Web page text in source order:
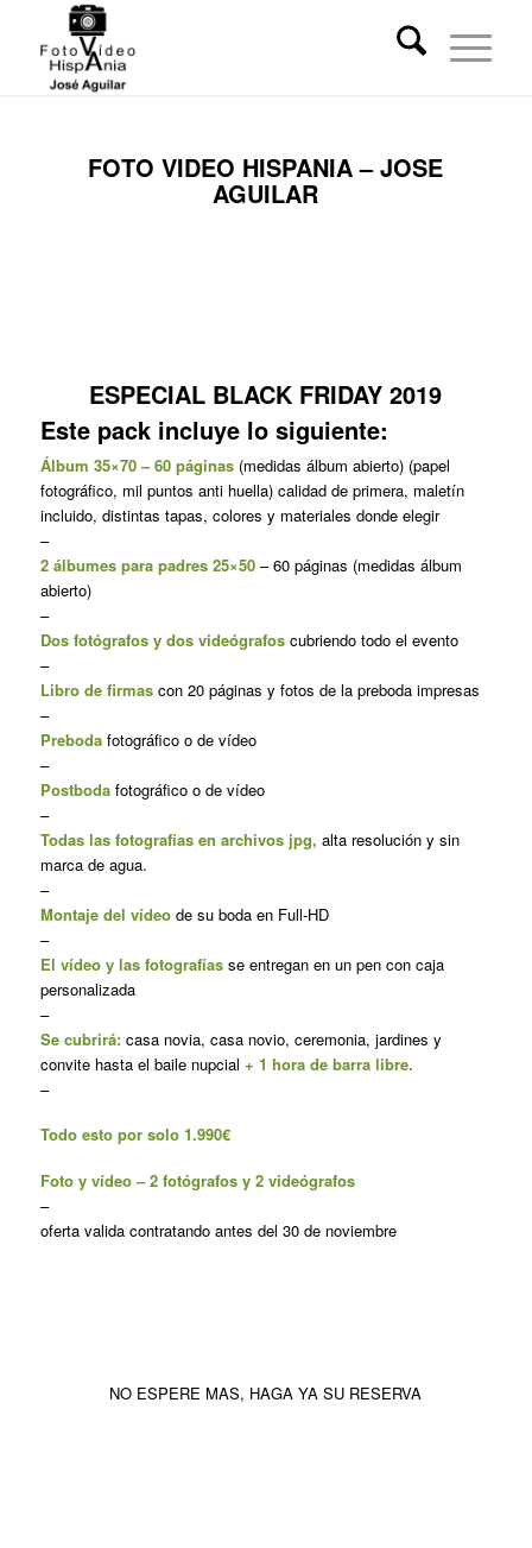
FOTO VIDEO HISPANIA – JOSE
AGUILAR
ESPECIAL BLACK FRIDAY 2019
Este pack incluye lo siguiente:
Álbum 35×70 – 60 páginas(medidas álbum abierto) (papel
fotográfico, mil puntos anti huella) calidad de primera, maletín
incluido, distintas tapas, colores y materiales donde elegir
–
2 álbumes para padres 25×50– 60 páginas (medidas álbum
abierto)
–
Dos fotógrafos y dos videógrafos cubriendo todo el evento
–
Libro de firmascon 20 páginas y fotos de la preboda impresas
–
Prebodafotográfico o de vídeo
–
Postboda fotográfico o de vídeo
–
Todas las fotografías en archivos jpg, alta resolución y sin
marca de agua.
–
Montaje del vídeode su boda en Full-HD
–
El vídeo y las fotografíasse entregan en un pen con caja
personalizada
–
Se cubrirá:casa novia, casa novio, ceremonia, jardines y
convite hasta el baile nupcial + 1 hora de barra libre.
–
Todo esto por solo 1.990€
Foto y vídeo – 2 fotógrafos y 2 videógrafos
–
oferta valida contratando antes del 30 de noviembre
NO ESPERE MAS, HAGA YA SU RESERVA